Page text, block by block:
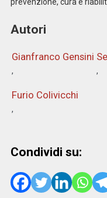
prevenzione, cura e
Autori
Gianfranco Gensini
Furio Colivicchi
Condividi su: